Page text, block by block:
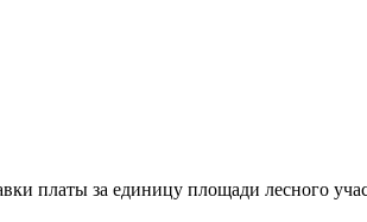
платы за единицу площади лесного